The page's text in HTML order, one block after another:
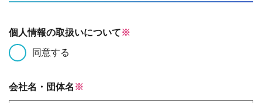
個人情報の取扱いについて※
同意する
会社名・団体名 ※